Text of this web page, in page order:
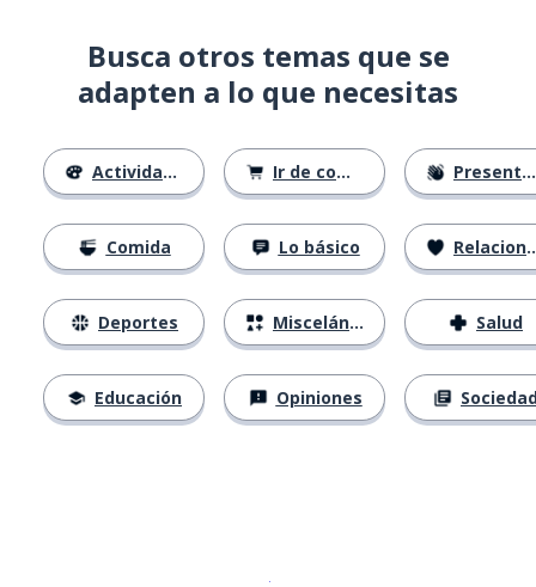
Busca otros temas que se
adapten a lo que necesitas
Actividades
Comida
Deportes
Educación
Ir de compras
Lo básico
Misceláneo
Opiniones
Presentándose
Relaciones
Salud